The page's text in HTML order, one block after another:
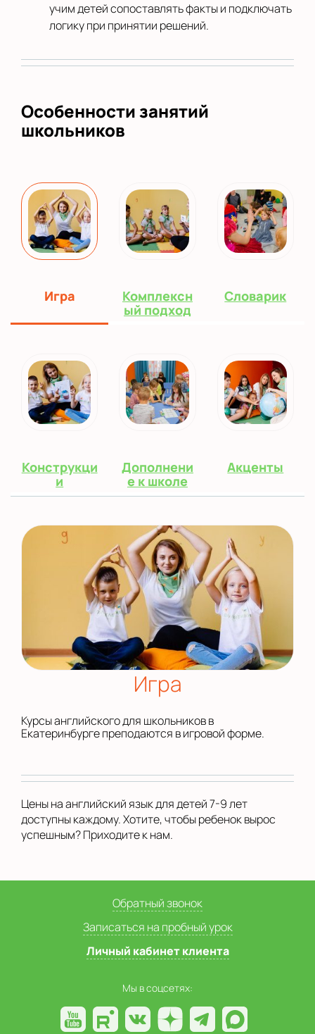
учим детей сопоставлять факты и подключать
логику при принятии решений.
Особенности занятий
школьников
Игра
Комплексн
ый подход
Словарик
Конструкци
и
Дополнени
е к школе
Акценты
Игра
Курсы английского для школьников в
Екатеринбурге преподаются в игровой форме.
Цены на английский язык для детей 7-9 лет
доступны каждому. Хотите, чтобы ребенок вырос
успешным? Приходите к нам.
Обратный звонок
Записаться на пробный урок
Личный кабинет клиента
Мы в соцсетях: